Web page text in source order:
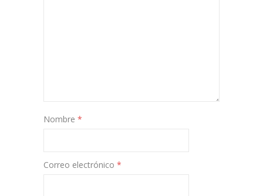
Nombre *
Correo electrónico *